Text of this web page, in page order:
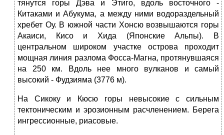
тянутся горы Дэва и Этиго, вдоль восточного -
Китаками и Абукума, а между ними водораздельный
хре­бет Оу. В южной части Хонсю возвышаются горы
Акаиси, Кисо и Хида (Японские Альпы). В
центральном широком участке острова про­ходит
мощная линия разлома Фосса-Магна, протянувшаяся
на 250 км. Вдоль нее много вулканов и самый
высокий - Фудзияма (3776 м).
На Сикоку и Кюсю горы невысокие с сильным
тектоническим и эрозионным расчленением. Берега
ингрессионные, риасовые.